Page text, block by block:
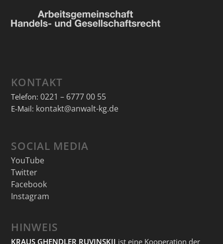
KONTAKT
Telefon: 0221 – 6777 00 55
E-Mail: kontakt@anwalt-kg.de
SOCIAL MEDIA
YouTube
Twitter
Facebook
Instagram
HINWEIS
KRAUS GHENDLER RUVINSKIJ ist eine Kooperation der